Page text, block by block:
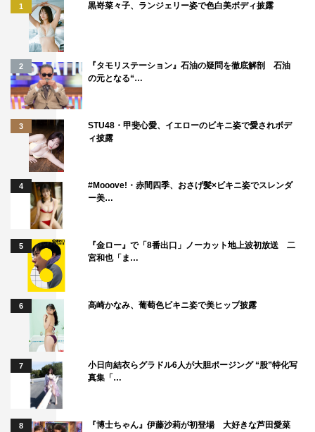
1 黒嵜菜々子、ランジェリー姿で色白美ボディ披露
2
『タモリステーション』石油の疑問を徹底解剖 石油
の元となる“…
3
STU48・甲斐心愛、イエローのビキニ姿で愛されボデ
ィ披露
4
#Mooove!・赤間四季、おさげ髪×ビキニ姿でスレンダ
ー美…
5
『金ロー』で「8番出口」ノーカット地上波初放送 二
宮和也「ま…
6 高崎かなみ、葡萄色ビキニ姿で美ヒップ披露
7
小日向結衣らグラドル6人が大胆ポージング “股”特化写
真集「…
8
『博士ちゃん』伊藤沙莉が初登場 大好きな芦田愛菜